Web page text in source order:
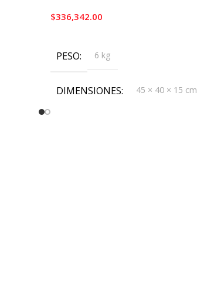
$336,342.00
PESO 6 kg
DIMENSIONES 45 × 40 × 15 cm